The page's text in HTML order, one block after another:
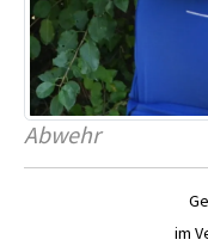
Abwehr
im